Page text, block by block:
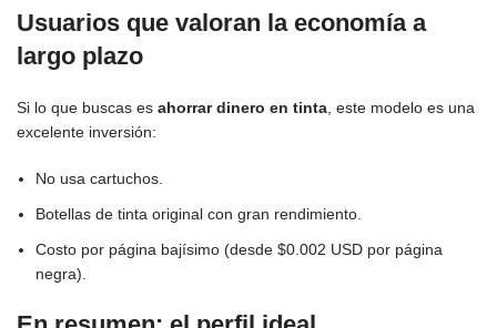
Usuarios que valoran la economía a
largo plazo
Si lo que buscas es ahorrar dinero en tinta , este modelo es una
excelente inversión:
No usa cartuchos.
Botellas de tinta original con gran rendimiento.
Costo por página bajísimo (desde $0.002 USD por página
negra).